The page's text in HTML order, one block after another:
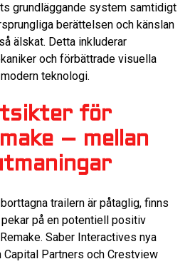
grundläggande system samtidigt
berättelsen och känslan
älskat. Detta inkluderar
och förbättrade visuella
teknologi.
för
– mellan
trailern är påtaglig, finns
på en potentiell positiv
Saber Interactives nya
Partners och Crestview